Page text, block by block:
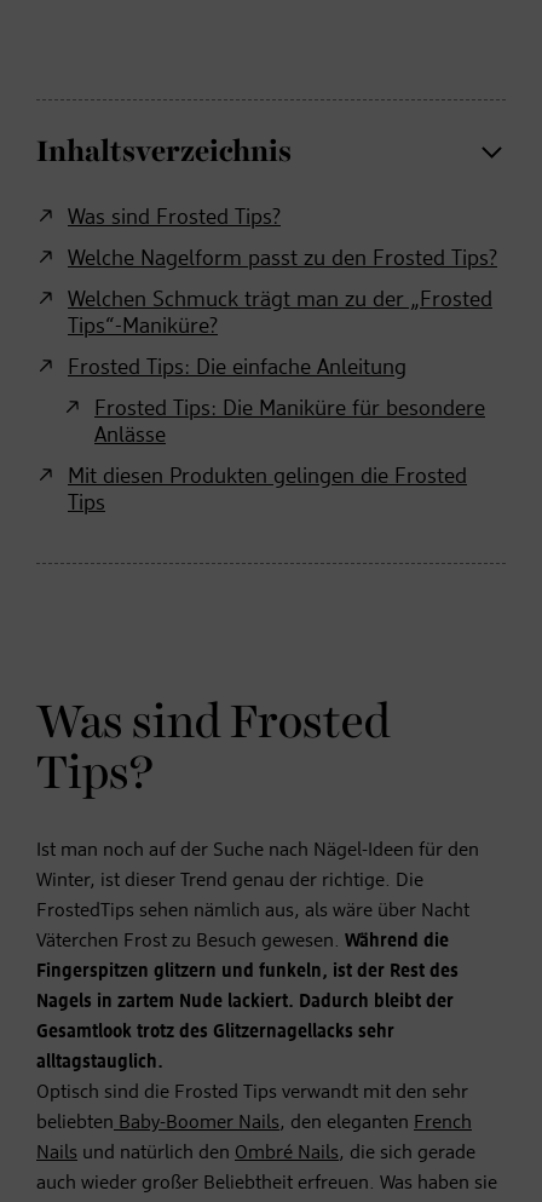
Inhaltsverzeichnis
Was sind Frosted Tips?
Welche Nagelform passt zu den Frosted Tips?
Welchen Schmuck trägt man zu der „Frosted
Tips“-Maniküre?
Frosted Tips: Die einfache Anleitung
Frosted Tips: Die Maniküre für besondere
Anlässe
Mit diesen Produkten gelingen die Frosted
Tips
Was sind Frosted
Tips?
Ist man noch auf der Suche nach Nägel-Ideen für den
Winter, ist dieser Trend genau der richtige. Die
FrostedTips sehen nämlich aus, als wäre über Nacht
Väterchen Frost zu Besuch gewesen. Während die
Fingerspitzen glitzern und funkeln, ist der Rest des
Nagels in zartem Nude lackiert. Dadurch bleibt der
Gesamtlook trotz des Glitzernagellacks sehr
alltagstauglich.
Optisch sind die Frosted Tips verwandt mit den sehr
beliebten Baby-Boomer Nails, den eleganten French
Nails und natürlich den Ombré Nails, die sich gerade
auch wieder großer Beliebtheit erfreuen. Was haben sie